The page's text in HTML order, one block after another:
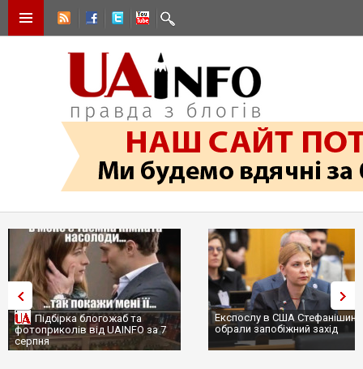
Підбірка блогожаб та
фотоприколів від UAINFO за 7
серпня
Експослу в США
обрали запобіжний захід